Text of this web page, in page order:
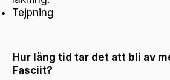
Tejpning
Hur lång tid tar det att bli av
Fasciit?